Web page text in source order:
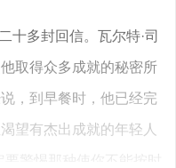
十多封回信。瓦尔特·司
取得众多成就的秘密所
，到早餐时，他已经完
望有杰出成就的年轻人